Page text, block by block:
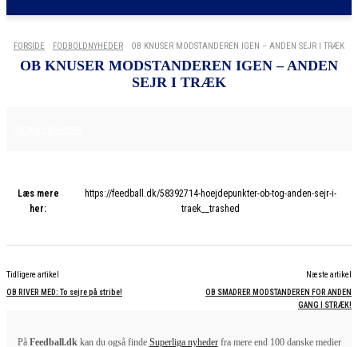
FORSIDE FODBOLDNYHEDER OB KNUSER MODSTANDEREN IGEN – ANDEN SEJR I TRÆK
OB KNUSER MODSTANDEREN IGEN – ANDEN
SEJR I TRÆK
Læs mere
her:
https://feedball.dk/58392714-hoejdepunkter-ob-tog-anden-sejr-i-
traek__trashed
Tidligere artikel
OB RIVER MED: To sejre på stribe!
Næste artikel
OB SMADRER MODSTANDEREN FOR ANDEN
GANG I STRÆK!
På Feedball.dkkan du også finde Superliga nyhederfra mere end 100 danske medier